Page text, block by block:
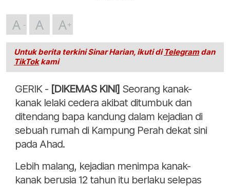
A A A
Untuk berita terkini Sinar Harian, ikuti di Telegramdan
TikTokkami
GERIK - [DIKEMAS KINI] Seorang kanak-
kanak lelaki cedera akibat ditumbuk dan
ditendang bapa kandung dalam kejadian di
sebuah rumah di Kampung Perah dekat sini
pada Ahad.
Lebih malang, kejadian menimpa kanak-
kanak berusia 12 tahun itu berlaku selepas